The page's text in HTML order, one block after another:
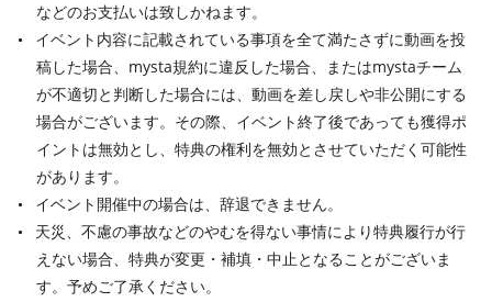
などのお支払いは致しかねます。
イベント内容に記載されている事項を全て満たさずに動画を投
稿した場合、mysta規約に違反した場合、またはmystaチーム
が不適切と判断した場合には、動画を差し戻しや非公開にする
場合がございます。その際、イベント終了後であっても獲得ポ
イントは無効とし、特典の権利を無効とさせていただく可能性
があります。
イベント開催中の場合は、辞退できません。
天災、不慮の事故などのやむを得ない事情により特典履行が行
えない場合、特典が変更・補填・中止となることがございま
す。予めご了承ください。